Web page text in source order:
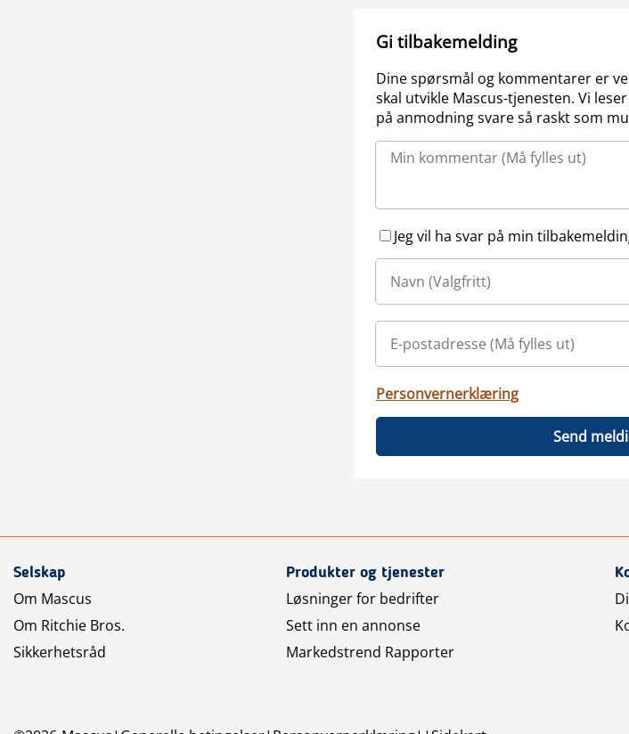
Gi tilbakemelding
Dine spørsmål og kommentarer er
skal utvikle Mascus-tjenesten. Vi
på anmodning svare så raskt som
Jeg vil ha svar på min
Personvernerklæring
Send
Selskap
Om Mascus
Om Ritchie Bros.
Sikkerhetsråd
Produkter og tjenester
Løsninger for bedrifter
Sett inn en annonse
Markedstrend Rapporter